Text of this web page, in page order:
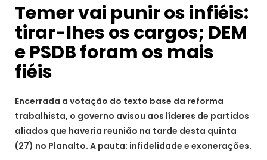
t
i
o
n
Temer vai punir os infiéis:
tirar-lhes os cargos; DEM
e PSDB foram os mais
fiéis
Encerrada a votação do texto base da reforma
trabalhista, o governo avisou aos líderes de partidos
aliados que haveria reunião na tarde desta quinta
(27) no Planalto. A pauta: infidelidade e exonerações.